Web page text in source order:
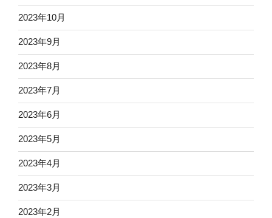
2023年10月
2023年9月
2023年8月
2023年7月
2023年6月
2023年5月
2023年4月
2023年3月
2023年2月